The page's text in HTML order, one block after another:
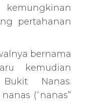
pertahanan
bernama
kemudian
Nanas.
(“nanas”